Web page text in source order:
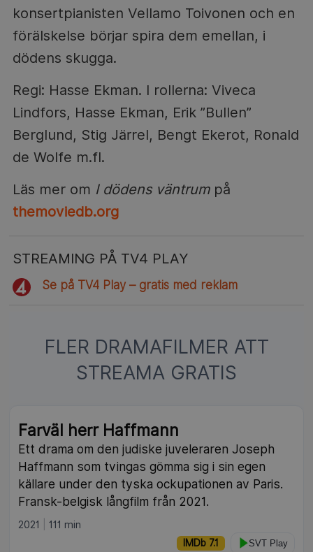
konsertpianisten Vellamo Toivonen och en
förälskelse börjar spira dem emellan, i
dödens skugga.
Regi: Hasse Ekman. I rollerna: Viveca
Lindfors, Hasse Ekman, Erik ”Bullen”
Berglund, Stig Järrel, Bengt Ekerot, Ronald
de Wolfe m.fl.
Läs mer om I dödens väntrumpå
themoviedb.org
STREAMING PÅ TV4 PLAY
Se på TV4 Play – gratis med reklam
FLER DRAMAFILMER ATT
STREAMA GRATIS
Farväl herr Haffmann
Ett drama om den judiske juveleraren Joseph
Haffmann som tvingas gömma sig i sin egen
källare under den tyska ockupationen av Paris.
Fransk-belgisk långfilm från 2021.
2021 111 min
IMDb 7.1 SVT Play